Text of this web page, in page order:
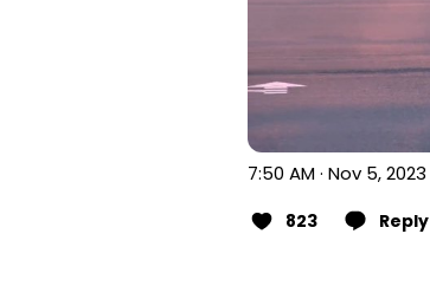
7:50 AM · Nov 5, 2023
823 Reply